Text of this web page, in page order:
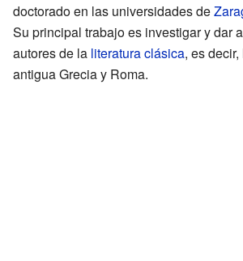
doctorado en las universidades de
Su principal trabajo es investigar y dar
autores de la literatura clásica, es
antigua Grecia y Roma.